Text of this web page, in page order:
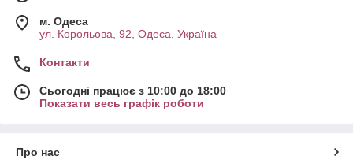
м. Одеса
ул. Корольова, 92, Одеса, Україна
Контакти
Сьогодні працює з 10:00 до 18:00
Показати весь графік роботи
Про нас